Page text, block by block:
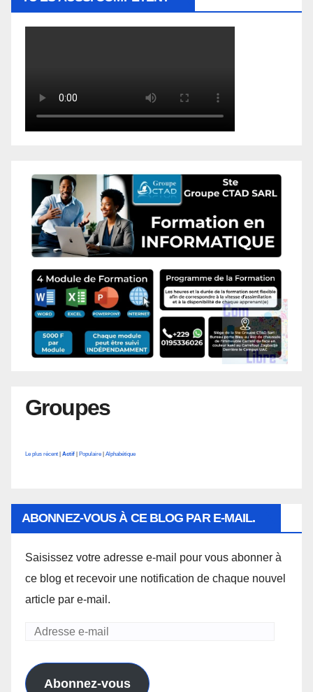
Groupes
Le plus récent | Actif | Populaire | Alphabétique
ABONNEZ-VOUS À CE BLOG PAR E-MAIL.
Saisissez votre adresse e-mail pour vous abonner à
ce blog et recevoir une notification de chaque nouvel
article par e-mail.
Adresse
mail
Abonnez-vous